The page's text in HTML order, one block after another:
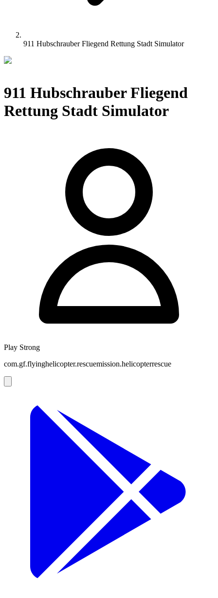
911 Hubschrauber Fliegend Rettung Stadt Simulator
911 Hubschrauber Fliegend
Rettung Stadt Simulator
Play Strong
com.gf.flyinghelicopter.rescuemission.helicopterrescue